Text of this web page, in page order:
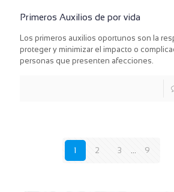
Primeros Auxilios de por vida
Los primeros auxilios oportunos son la
proteger y minimizar el impacto o
personas que presenten afecciones.
1 2 3 ... 9